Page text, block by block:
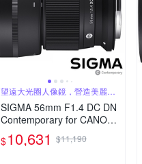
望遠大光圈人像鏡，營造美麗淺
景深
SIGMA 56mm F1.4 DC DN
Contemporary for CANON
RF 接環 (公司貨) 望遠大光
圈定焦鏡 人像鏡 APS-C 無
$10,631 $11,190